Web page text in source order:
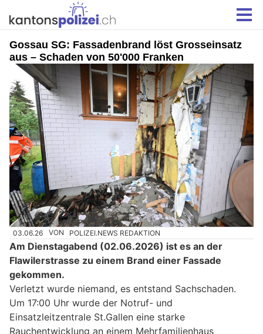
Gossau SG: Fassadenbrand löst Grosseinsatz
aus – Schaden von 50'000 Franken
03.06.26 VON POLIZEI.NEWS REDAKTION
Am Dienstagabend (02.06.2026) ist es an der
Flawilerstrasse zu einem Brand einer Fassade
gekommen.
Verletzt wurde niemand, es entstand Sachschaden.
Um 17:00 Uhr wurde der Notruf- und
Einsatzleitzentrale St.Gallen eine starke
Rauchentwicklung an einem Mehrfamilienhaus